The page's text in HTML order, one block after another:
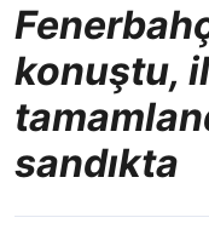
konuştu,
sandıkta